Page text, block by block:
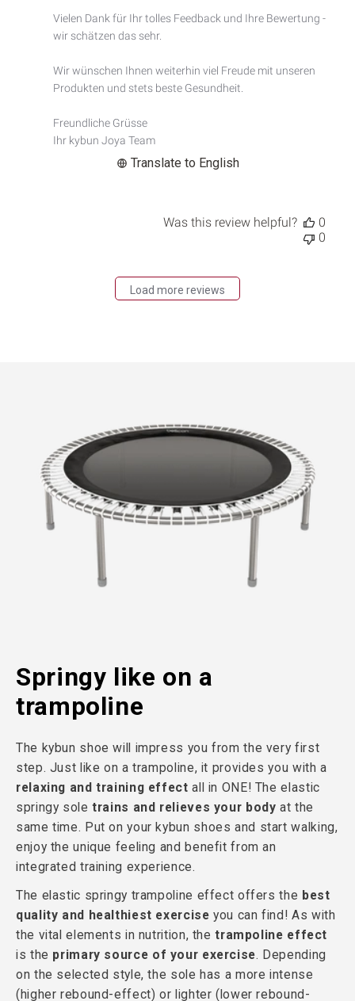
Review
Custom
Comment
Vielen Dank für Ihr tolles Feedback und Ihre Bewertung -
wir schätzen das sehr.
Wir wünschen Ihnen weiterhin viel Freude mit unseren
Produkten und stets beste Gesundheit.
Freundliche Grüsse
Ihr kybun Joya Team
Translate to English
Was this review helpful?
0
0
Load more reviews
Springy like on a
trampoline
The kybun shoe will impress you from the very first
step. Just like on a trampoline, it provides you with a
relaxing and training effect all in ONE! The elastic
springy soletrains and relieves your body at the
same time. Put on your kybun shoes and start walking,
enjoy the unique feeling and benefit from an
integrated training experience.
The elastic springy trampoline effect offers the best
quality and healthiest exercise you can find! As with
the vital elements in nutrition, thetrampoline effect
is the primary source of your exercise. Depending
on the selected style, the sole has a more intense
(higher rebound-effect) or lighter (lower rebound-